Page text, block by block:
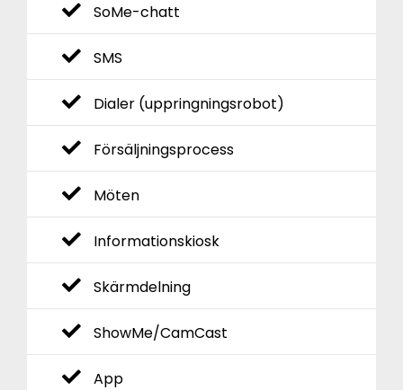
SoMe-chatt
SMS
Dialer (uppringningsrobot)
Försäljningsprocess
Möten
Informationskiosk
Skärmdelning
ShowMe/CamCast
App